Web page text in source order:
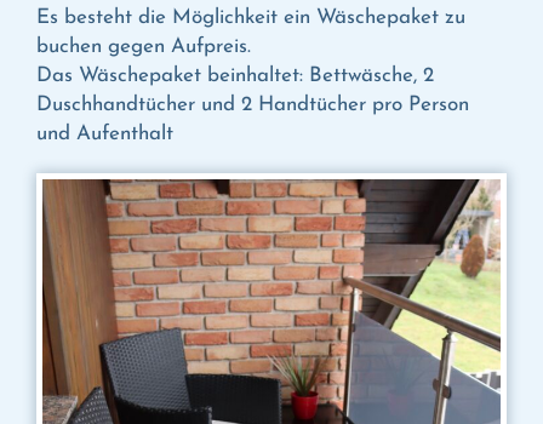
Es besteht die Möglichkeit ein Wäschepaket zu
buchen gegen Aufpreis.
Das Wäschepaket beinhaltet: Bettwäsche, 2
Duschhandtücher und 2 Handtücher pro Person
und Aufenthalt